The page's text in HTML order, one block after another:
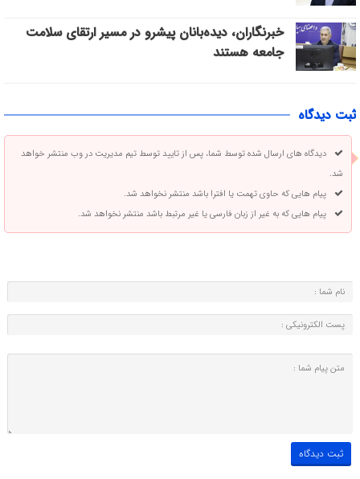
خبرنگاران، دیده‌بانان پیشرو در مسیر ارتقای سلامت
جامعه هستند
ثبت دیدگاه
دیدگاه های ارسال شده توسط شما، پس از تایید توسط تیم مدیریت در وب منتشر خواهد
شد.
پیام هایی که حاوی تهمت یا افترا باشد منتشر نخواهد شد.
پیام هایی که به غیر از زبان فارسی یا غیر مرتبط باشد منتشر نخواهد شد.